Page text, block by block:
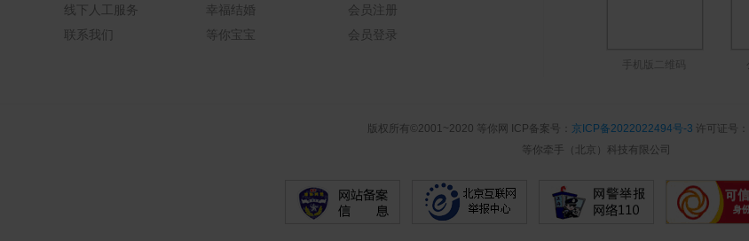
线下人工服务
联系我们
幸福结婚
等你宝宝
会员注册
会员登录
手机版二维码
版权所有©2001~2020 等你网 ICP备案号： 京ICP备2022022494号-3 许可证号：
等你牵手（北京）科技有限公司